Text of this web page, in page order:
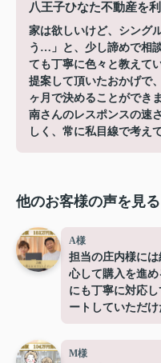
八王子ひなた不動産を
家は欲しいけど、シング
う…」と、少し諦めで相
ても丁寧に色々と教えて
提案して頂いたおかげで
ヶ月で決めることができ
南さんのレスポンスの速
しく、常に私目線で考え
他のお客様の声を見る
A様
担当の庄内様に
心して購入を進
にも丁寧に対応
ートしていただけ
M様